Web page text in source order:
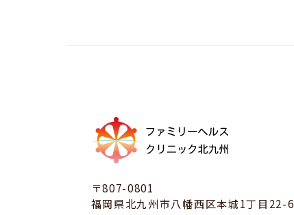
〒807-0801
福岡県北九州市八幡西区本城1丁目22-6